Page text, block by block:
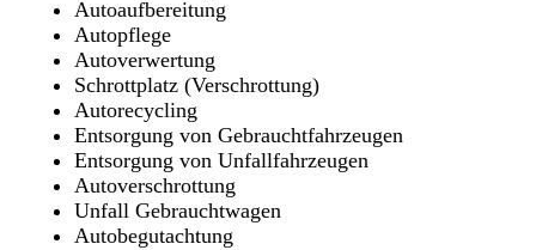
Autoaufbereitung
Autopflege
Autoverwertung
Schrottplatz (Verschrottung)
Autorecycling
Entsorgung von Gebrauchtfahrzeugen
Entsorgung von Unfallfahrzeugen
Autoverschrottung
Unfall Gebrauchtwagen
Autobegutachtung